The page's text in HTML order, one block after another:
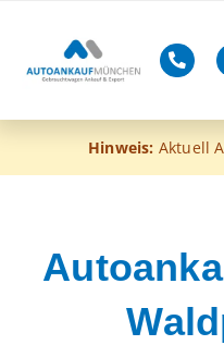
springen
Hinweis: Aktuell